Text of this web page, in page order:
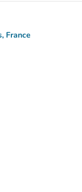
FranceMaps)